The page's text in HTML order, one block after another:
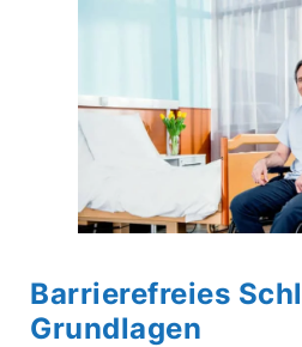
Barrierefreies
Grundlagen